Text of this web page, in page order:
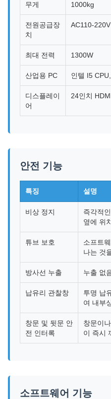
무게 1000kg
전원공급장
치
AC110-
최대 전력 1300W
산업용 PC 인텔 I5
디스플레이
어
24인치
안전 기능
특징 설명
비상 정지
즉각적
옆에 위
튜브 보호
소프트
나는 것
방사선 누출 누출 없
납유리 관찰창
투명 납
여 내부
창문 및 뒷문 안
전 인터록
창문이
이 즉시
소프트웨어 기능